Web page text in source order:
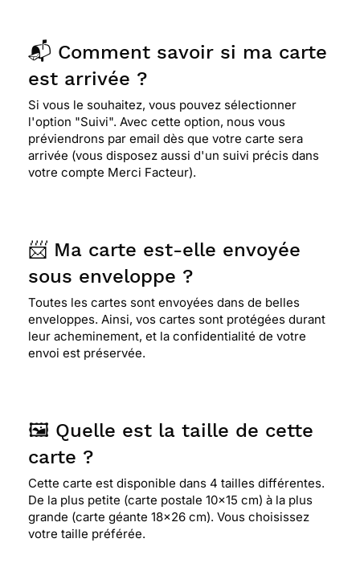
📬 Comment savoir si ma carte
est arrivée ?
Si vous le souhaitez, vous pouvez sélectionner
l'option "Suivi". Avec cette option, nous vous
préviendrons par email dès que votre carte sera
arrivée (vous disposez aussi d'un suivi précis dans
votre compte Merci Facteur).
📨 Ma carte est-elle envoyée
sous enveloppe ?
Toutes les cartes sont envoyées dans de belles
enveloppes. Ainsi, vos cartes sont protégées durant
leur acheminement, et la confidentialité de votre
envoi est préservée.
🖼️ Quelle est la taille de cette
carte ?
Cette carte est disponible dans 4 tailles différentes.
De la plus petite (carte postale 10x15 cm) à la plus
grande (carte géante 18x26 cm). Vous choisissez
votre taille préférée.